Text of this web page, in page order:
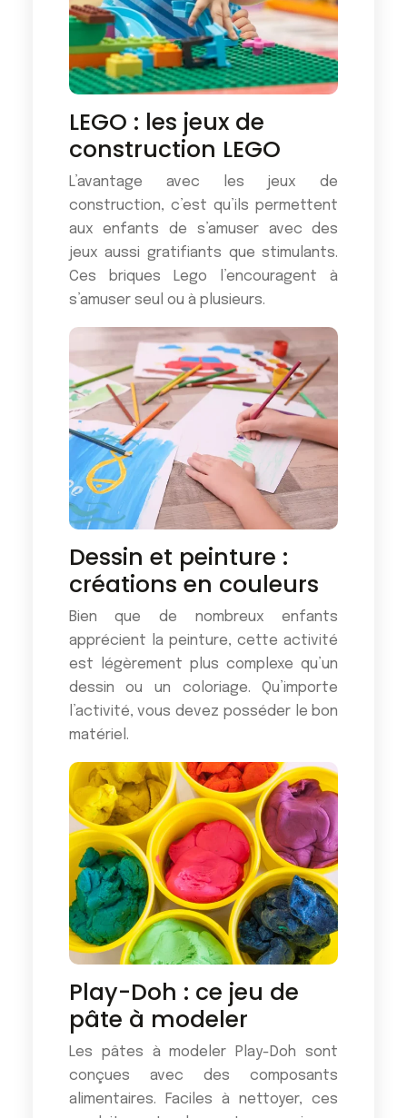
LEGO : les jeux de
construction LEGO
L’avantage avec les jeux de
construction, c’est qu’ils permettent
aux enfants de s’amuser avec des
jeux aussi gratifiants que stimulants.
Ces briques Lego l’encouragent à
s’amuser seul ou à plusieurs.
Dessin et peinture :
créations en couleurs
Bien que de nombreux enfants
apprécient la peinture, cette activité
est légèrement plus complexe qu’un
dessin ou un coloriage. Qu’importe
l’activité, vous devez posséder le bon
matériel.
Play-Doh : ce jeu de
pâte à modeler
Les pâtes à modeler Play-Doh sont
conçues avec des composants
alimentaires. Faciles à nettoyer, ces